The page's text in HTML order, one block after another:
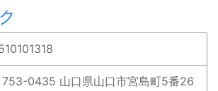
753-0435 山口県山口市宮島町5番26